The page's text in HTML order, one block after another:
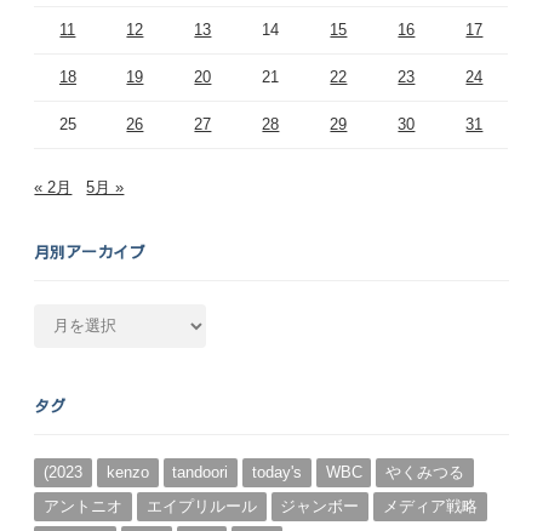
11 12 13 14 15 16 17
18 19 20 21 22 23 24
25 26 27 28 29 30 31
« 2月 5月 »
月別アーカイブ
カ
ブ
タグ
(2023 kenzo tandoori today's WBC
やくみつる
アントニオ
エイプリルール ジャンボー
メディア戦略